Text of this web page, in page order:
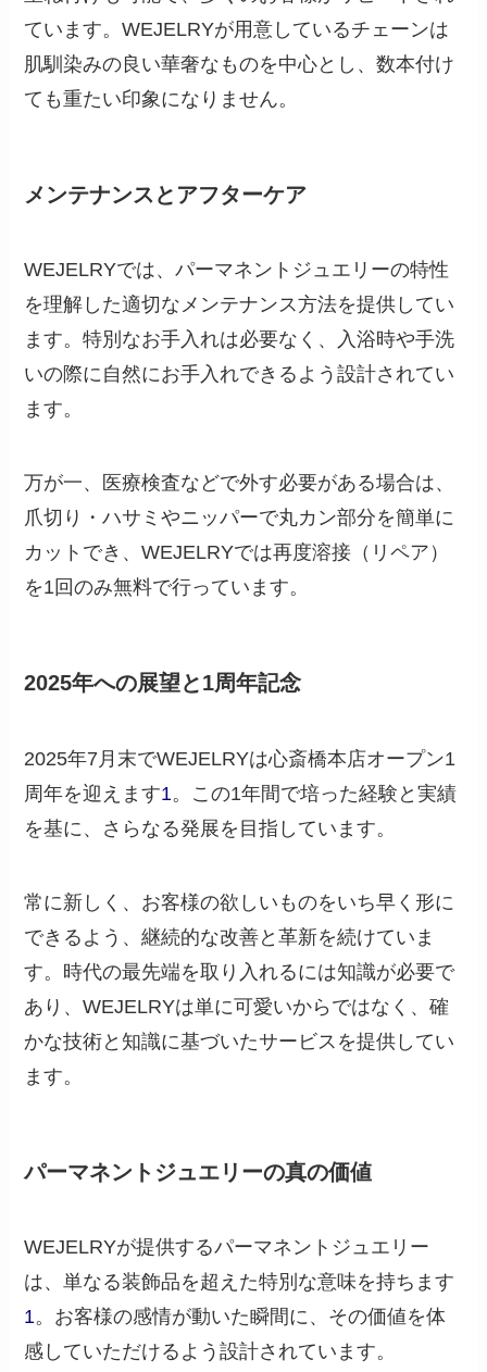
ています。WEJELRYが用意しているチェーンは
肌馴染みの良い華奢なものを中心とし、数本付け
ても重たい印象になりません。
メンテナンスとアフターケア
WEJELRYでは、パーマネントジュエリーの特性
を理解した適切なメンテナンス方法を提供してい
ます。特別なお手入れは必要なく、入浴時や手洗
いの際に自然にお手入れできるよう設計されてい
ます。
万が一、医療検査などで外す必要がある場合は、
爪切り・ハサミやニッパーで丸カン部分を簡単に
カットでき、WEJELRYでは再度溶接（リペア）
を1回のみ無料で行っています。
2025年への展望と1周年記念
2025年7月末でWEJELRYは心斎橋本店オープン1
周年を迎えます1。この1年間で培った経験と実績
を基に、さらなる発展を目指しています。
常に新しく、お客様の欲しいものをいち早く形に
できるよう、継続的な改善と革新を続けていま
す。時代の最先端を取り入れるには知識が必要で
あり、WEJELRYは単に可愛いからではなく、確
かな技術と知識に基づいたサービスを提供してい
ます。
パーマネントジュエリーの真の価値
WEJELRYが提供するパーマネントジュエリー
は、単なる装飾品を超えた特別な意味を持ちます
1。お客様の感情が動いた瞬間に、その価値を体
感していただけるよう設計されています。